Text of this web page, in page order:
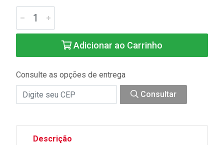
Adicionar ao Carrinho
Consulte as opções de entrega
Consultar
Descrição